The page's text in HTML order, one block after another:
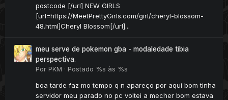
postcode [/url] NEW GIRLS
[url=https://MeetPrettyGirls.com/girl/cheryl-blossom-
48.html]Cheryl Blossom[/url]...
meu serve de pokemon gba - modaledade tibia
perspectiva.
Por PKM · Postado %s às %s
boa tarde faz mo tempo q n apareço por aqui bom tinha
servidor meu parado no pc voltei a mecher bom estava